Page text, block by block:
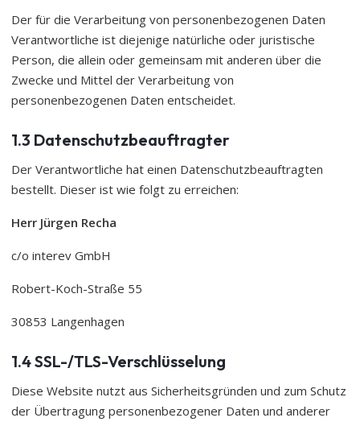
Der für die Verarbeitung von personenbezogenen Daten
Verantwortliche ist diejenige natürliche oder juristische
Person, die allein oder gemeinsam mit anderen über die
Zwecke und Mittel der Verarbeitung von
personenbezogenen Daten entscheidet.
1.3 Datenschutzbeauftragter
Der Verantwortliche hat einen Datenschutzbeauftragten
bestellt. Dieser ist wie folgt zu erreichen:
Herr Jürgen Recha
c/o interev GmbH
Robert-Koch-Straße 55
30853 Langenhagen
1.4 SSL-/TLS-Verschlüsselung
Diese Website nutzt aus Sicherheitsgründen und zum Schutz
der Übertragung personenbezogener Daten und anderer